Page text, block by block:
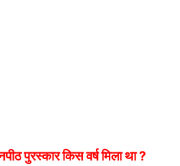
पुरस्कार किस वर्ष मिला था ?